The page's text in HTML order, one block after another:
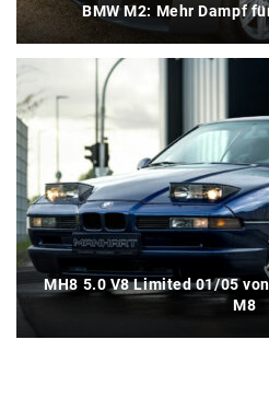
BMW M2: Mehr Dampf
MH8 5.0 V8 Limited 01/05
M8